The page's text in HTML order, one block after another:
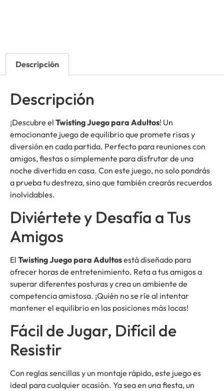
Descripción
Descripción
¡Descubre el Twisting Juego para Adultos! Un
emocionante juego de equilibrio que promete risas y
diversión en cada partida. Perfecto para reuniones con
amigos, fiestas o simplemente para disfrutar de una
noche divertida en casa. Con este juego, no solo pondrás
a prueba tu destreza, sino que también crearás recuerdos
inolvidables.
Diviértete y Desafía a Tus
Amigos
El Twisting Juego para Adultosestá diseñado para
ofrecer horas de entretenimiento. Reta a tus amigos a
superar diferentes posturas y crea un ambiente de
competencia amistosa. ¡Quién no se ríe al intentar
mantener el equilibrio en las posiciones más locas!
Fácil de Jugar, Difícil de
Resistir
Con reglas sencillas y un montaje rápido, este juego es
ideal para cualquier ocasión. Ya sea en una fiesta, un